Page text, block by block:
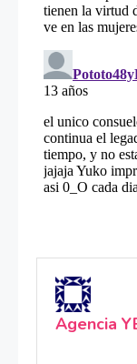
Agencia